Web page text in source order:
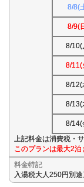
8/8(
8/9(
8/10(
8/11(
8/12(
8/13(
8/14(
上記料金は消費税・
このプランは最大2泊
料金特記
入湯税大人250円別途